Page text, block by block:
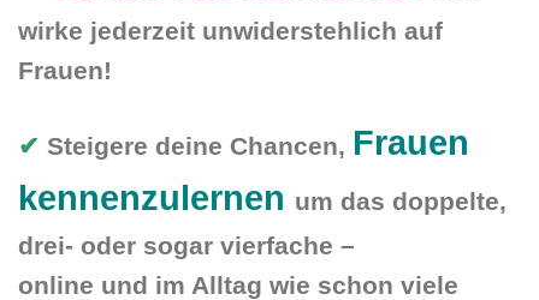
wirke jederzeit unwiderstehlich auf
Frauen!
✔ Steigere deine Chancen, Frauen
kennenzulernen um das doppelte,
drei- oder sogar vierfache –
online und im Alltag wie schon viele